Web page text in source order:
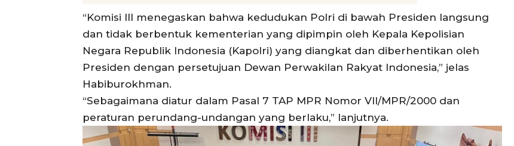
“Komisi III menegaskan bahwa kedudukan Polri di bawah Presiden langsung
dan tidak berbentuk kementerian yang dipimpin oleh Kepala Kepolisian
Negara Republik Indonesia (Kapolri) yang diangkat dan diberhentikan oleh
Presiden dengan persetujuan Dewan Perwakilan Rakyat Indonesia,” jelas
Habiburokhman.
“Sebagaimana diatur dalam Pasal 7 TAP MPR Nomor VII/MPR/2000 dan
peraturan perundang-undangan yang berlaku,” lanjutnya.